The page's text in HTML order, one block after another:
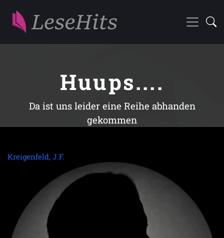
Huups....
Da ist uns leider eine Reihe abhanden
gekommen
Kreigenfeld, J.F.